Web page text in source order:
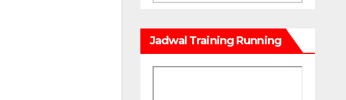
Jadwal Training Running